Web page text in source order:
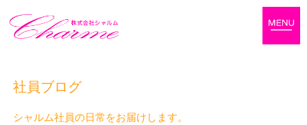
社員ブログ
シャルム社員の日常をお届けします。